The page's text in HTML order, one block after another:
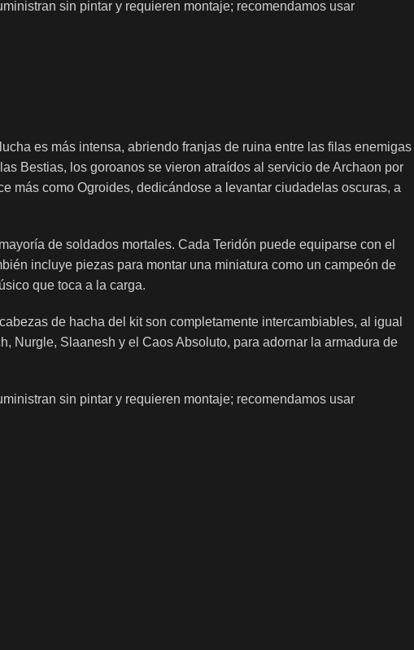
sin pintar y requieren montaje; recomendamos usar
es más intensa, abriendo franjas de ruina entre las filas enemigas
Bestias, los goroanos se vieron atraídos al servicio de Archaon por
más como Ogroides, dedicándose a levantar ciudadelas oscuras, a
de soldados mortales. Cada Teridón puede equiparse con el
incluye piezas para montar una miniatura como un campeón de
que toca a la carga.
de hacha del kit son completamente intercambiables, al igual
Nurgle, Slaanesh y el Caos Absoluto, para adornar la armadura de
sin pintar y requieren montaje; recomendamos usar